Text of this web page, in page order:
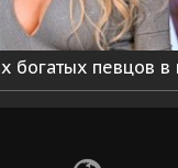
богатых певцов в